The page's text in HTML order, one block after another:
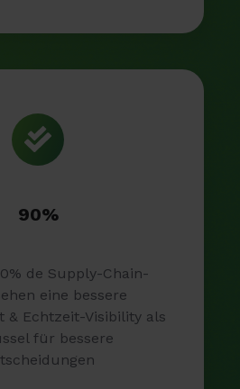
90%
de Supply-Chain-
eine bessere
& Echtzeit-Visibility als
für bessere